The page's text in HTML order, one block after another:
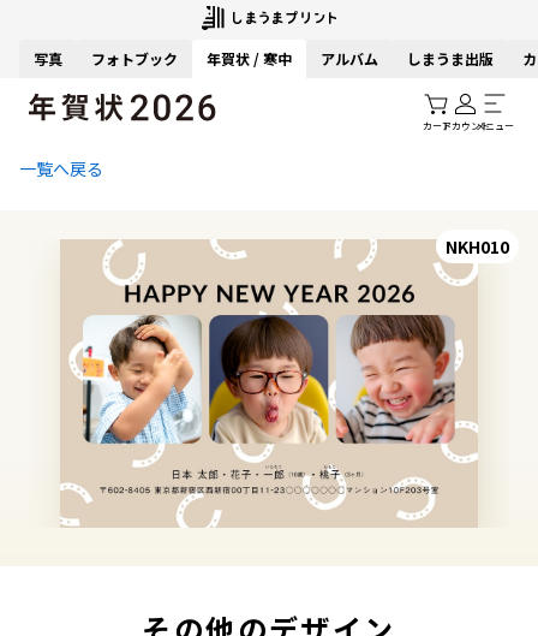
写真 フォトブック 年賀状 / 寒中 アルバム しまうま出版
カートアカウントメニュー
一覧へ戻る
NKH010